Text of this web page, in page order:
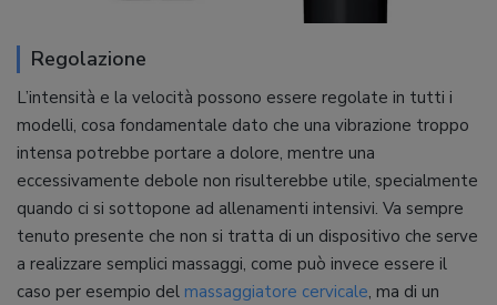
Regolazione
L’intensità e la velocità possono essere regolate in tutti i
modelli, cosa fondamentale dato che una vibrazione troppo
intensa potrebbe portare a dolore, mentre una
eccessivamente debole non risulterebbe utile, specialmente
quando ci si sottopone ad allenamenti intensivi. Va sempre
tenuto presente che non si tratta di un dispositivo che serve
a realizzare semplici massaggi, come può invece essere il
caso per esempio del massaggiatore cervicale, ma di un